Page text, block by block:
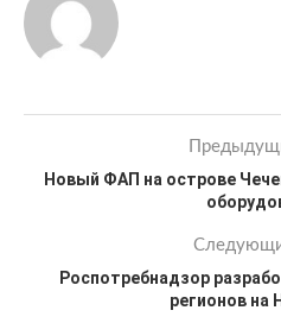
Новый ФАП на острове
Роспотребнадзор
регионов на